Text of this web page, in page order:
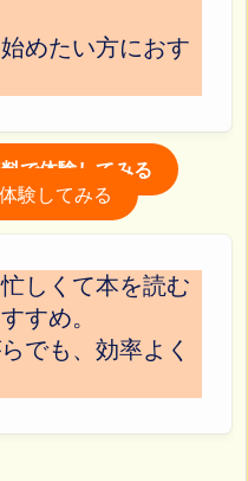
めたい方におす
で体験してみる
験してみる
しくて本を読む
すめ。
でも、効率よく